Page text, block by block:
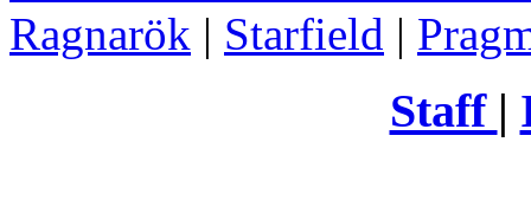
Ragnarök | Starfield |
Staff |